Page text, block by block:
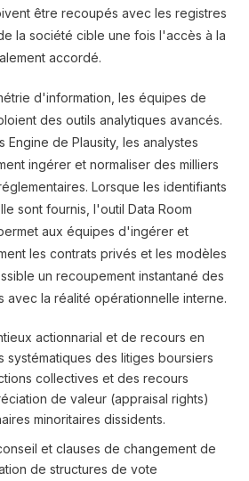
être recoupés avec les registres
la société cible une fois l'accès à la
accordé.
d'information, les équipes de
des outils analytiques avancés.
Engine de Plausity, les analystes
ingérer et normaliser des milliers
Lorsque les identifiants
sont fournis, l'outil Data Room
aux équipes d'ingérer et
les contrats privés et les modèles
un recoupement instantané des
avec la réalité opérationnelle interne.
actionnarial et de recours en
systématiques des litiges boursiers
collectives et des recours
de valeur (appraisal rights)
minoritaires dissidents.
et clauses de changement de
de structures de vote